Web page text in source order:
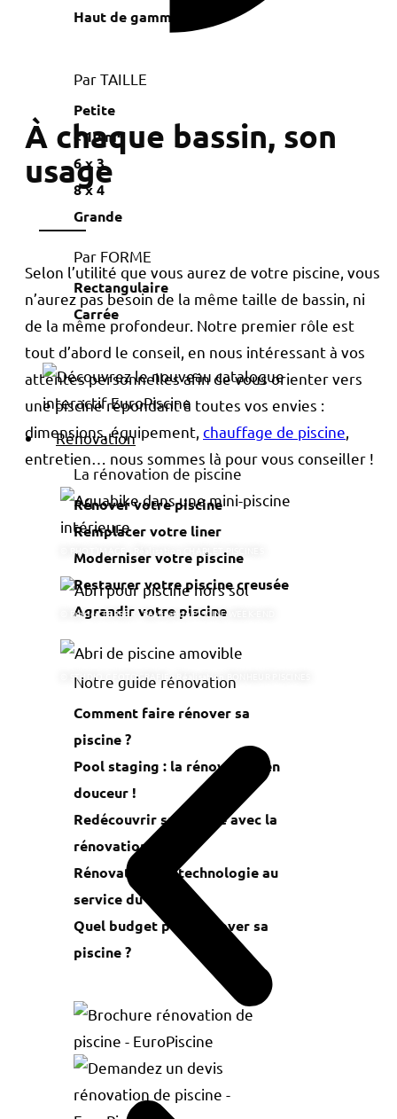
Haut de gamme
Par TAILLE
Petite
< 10 m²
6 x 3
8 x 4
Grande
Par FORME
Rectangulaire
Carrée
Rénovation
La rénovation de piscine
Rénover votre piscine
Remplacer votre liner
Moderniser votre piscine
Restaurer votre piscine creusée
Agrandir votre piscine
Notre guide rénovation
Comment faire rénover sa
piscine ?
Pool staging : la rénovation en
douceur !
Redécouvrir sa piscine avec la
rénovation
Rénovation : la technologie au
service du confort
Quel budget pour rénover sa
piscine ?
À chaque bassin, son
usage
Selon l’utilité que vous aurez de votre piscine, vous
n’aurez pas besoin de la même taille de bassin, ni
de la même profondeur. Notre premier rôle est
tout d’abord le conseil, en nous intéressant à vos
attentes personnelles afin de vous orienter vers
une piscine répondant à toutes vos envies :
dimensions, équipement, chauffage de piscine
entretien… nous sommes là pour vous conseiller !
© PHOT'IMAGE - Réalisation CHARLET PISCINES
© Fabrice FERRER - Réalisation PISCINE WEEK-END
© STUDIO C FOTOGRAFIE - Réalisation BONHEUR PISCINES